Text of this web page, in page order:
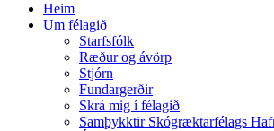
Heim
Um félagið
Starfsfólk
Ræður og ávörp
Stjórn
Fundargerðir
Skrá mig í félagið
Samþykktir Skógræktarfélags